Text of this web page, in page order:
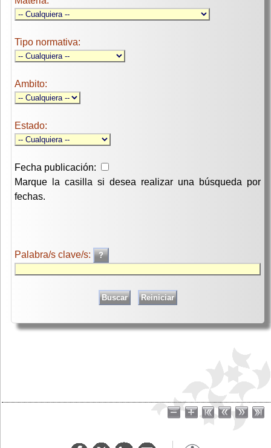
Tipo normativa:
Ambito:
Estado:
Fecha publicación:
Marque la casilla si desea realizar una búsqueda por
fechas.
Palabra/s clave/s: